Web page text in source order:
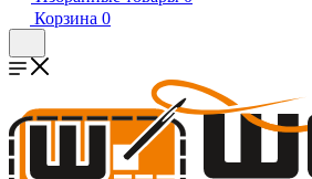
Корзина 0